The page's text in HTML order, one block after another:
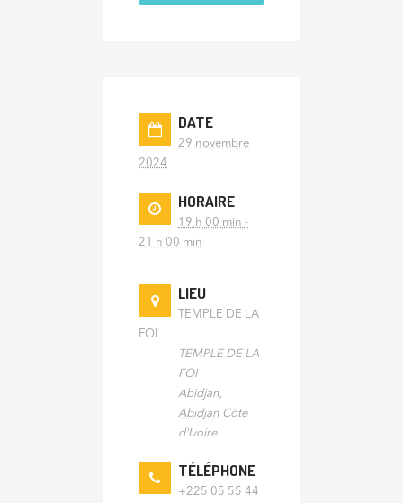
DATE
29 novembre
2024
HORAIRE
19 h 00 min -
21 h 00 min
LIEU
TEMPLE DE LA
FOI
TEMPLE DE LA
FOI
Abidjan
Abidjan Côte
d'Ivoire
TÉLÉPHONE
+225 05 55 44